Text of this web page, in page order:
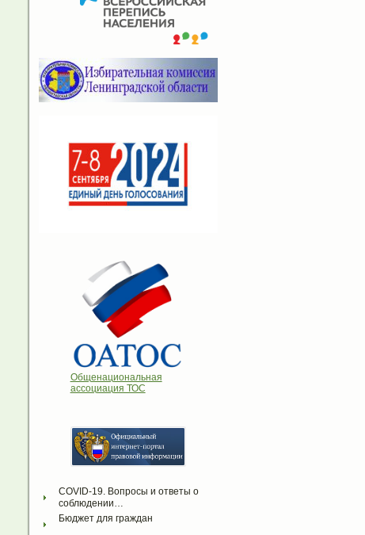
Общенациональная
ассоциация ТОС
COVID-19. Вопросы и ответы о
соблюдении…
Бюджет для граждан